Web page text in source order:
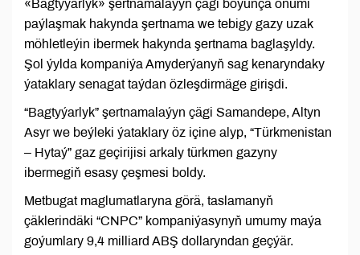
«Bagtyýarlyk» şertnamalaýyn çägi boýunça önümi
paýlaşmak hakynda şertnama we tebigy gazy uzak
möhletleýin ibermek hakynda şertnama baglaşyldy.
Şol ýylda kompaniýa Amyderýanyň sag kenaryndaky
ýataklary senagat taýdan özleşdirmäge girişdi.
“Bagtyýarlyk” şertnamalaýyn çägi Samandepe, Altyn
Asyr we beýleki ýataklary öz içine alyp, “Türkmenistan
– Hytaý” gaz geçirijisi arkaly türkmen gazyny
ibermegiň esasy çeşmesi boldy.
Metbugat maglumatlaryna görä, taslamanyň
çäklerindäki “CNPC” kompaniýasynyň umumy maýa
goýumlary 9,4 milliard ABŞ dollaryndan geçýär.